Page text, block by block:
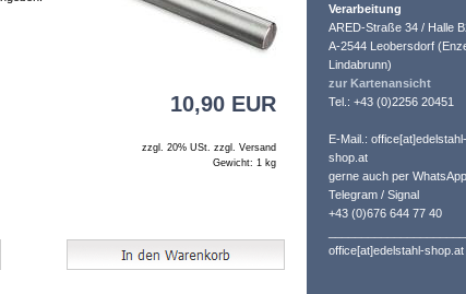
10,90 EUR
zzgl. 20% USt. zzgl. Versand
Gewicht: 1 kg
Verarbeitung
ARED-Straße 34 / Halle
A-2544 Leobersdorf
Lindabrunn)
zur Kartenansicht
Tel.: +43 (0)2256 20451
E-Mail.: office[at]edelstahl-
shop.at
gerne auch per
Telegram / Signal
+43 (0)676 644 77 40
office[at]edelstahl-shop.at